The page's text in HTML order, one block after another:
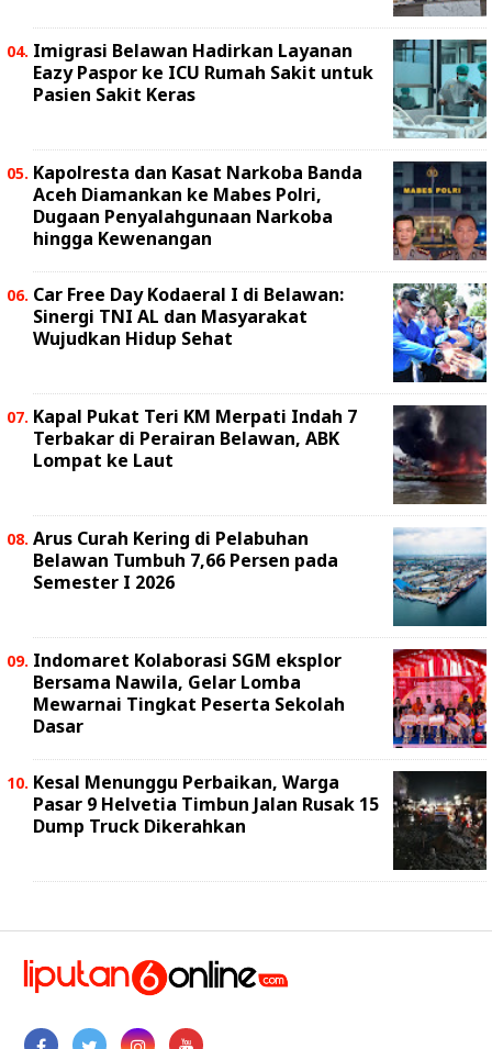
Imigrasi Belawan Hadirkan Layanan
Eazy Paspor ke ICU Rumah Sakit untuk
Pasien Sakit Keras
Kapolresta dan Kasat Narkoba Banda
Aceh Diamankan ke Mabes Polri,
Dugaan Penyalahgunaan Narkoba
hingga Kewenangan
Car Free Day Kodaeral I di Belawan:
Sinergi TNI AL dan Masyarakat
Wujudkan Hidup Sehat
Kapal Pukat Teri KM Merpati Indah 7
Terbakar di Perairan Belawan, ABK
Lompat ke Laut
Arus Curah Kering di Pelabuhan
Belawan Tumbuh 7,66 Persen pada
Semester I 2026
Indomaret Kolaborasi SGM eksplor
Bersama Nawila, Gelar Lomba
Mewarnai Tingkat Peserta Sekolah
Dasar
Kesal Menunggu Perbaikan, Warga
Pasar 9 Helvetia Timbun Jalan Rusak 15
Dump Truck Dikerahkan